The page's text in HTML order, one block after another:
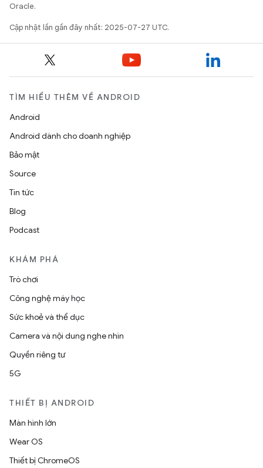
Oracle.
Cập nhật lần gần đây nhất: 2025-07-27 UTC.
TÌM HIỂU THÊM VỀ ANDROID
Android
Android dành cho doanh nghiệp
Bảo mật
Source
Tin tức
Blog
Podcast
KHÁM PHÁ
Trò chơi
Công nghệ máy học
Sức khoẻ và thể dục
Camera và nội dung nghe nhìn
Quyền riêng tư
5G
THIẾT BỊ ANDROID
Màn hình lớn
Wear OS
Thiết bị ChromeOS